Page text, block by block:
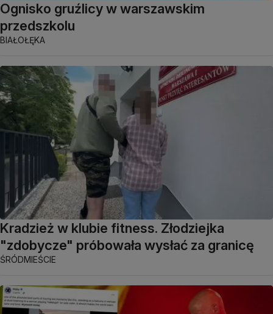
Ognisko gruźlicy w warszawskim
przedszkolu
BIAŁOŁĘKA
Kradzież w klubie fitness. Złodziejka
"zdobycze" próbowała wysłać za granicę
ŚRÓDMIEŚCIE